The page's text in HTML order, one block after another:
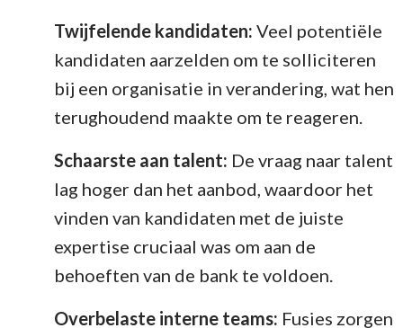
Twijfelende kandidaten: Veel potentiële
kandidaten aarzelden om te solliciteren
bij een organisatie in verandering, wat hen
terughoudend maakte om te reageren.
Schaarste aan talent: De vraag naar talent
lag hoger dan het aanbod, waardoor het
vinden van kandidaten met de juiste
expertise cruciaal was om aan de
behoeften van de bank te voldoen.
Overbelaste interne teams: Fusies zorgen